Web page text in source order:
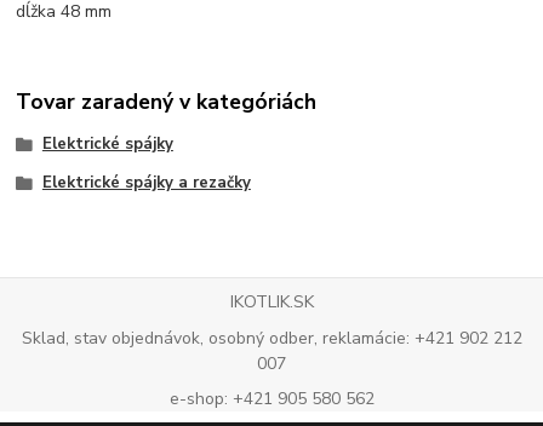
dĺžka 48 mm
Tovar zaradený v kategóriách
Elektrické spájky
Elektrické spájky a rezačky
IKOTLIK.SK
Sklad, stav objednávok, osobný odber, reklamácie: +421 902 212
007
e-shop: +421 905 580 562